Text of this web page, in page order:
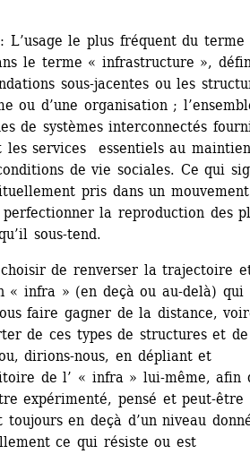
L’usage le plus fréquent du terme
le terme « infrastructure »,
sous-jacentes ou les
ou d’une organisation ;
de systèmes interconnectés
les services essentiels au
de vie sociales. Ce qui
pris dans un mouvement
la reproduction des
sous-tend.
choisir de renverser la trajectoire
« infra » (en deçà ou au-delà) qui
faire gagner de la distance,
de ces types de structures et
dirions-nous, en dépliant et
de l’ « infra » lui-même, afin
expérimenté, pensé et peut-être
en deçà d’un niveau
ce qui résiste ou est